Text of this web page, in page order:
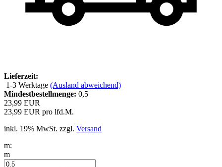
Lieferzeit:
1-3 Werktage (Ausland abweichend)
Mindestbestellmenge: 0,5
23,99 EUR
23,99 EUR pro lfd.M.
inkl. 19% MwSt. zzgl. Versand
m:
m